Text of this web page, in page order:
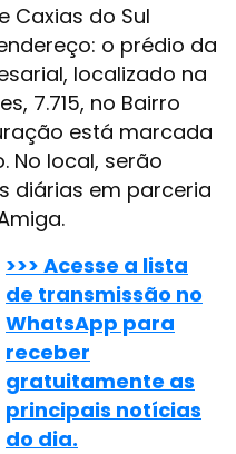
Caxias do Sul
o prédio da
localizado na
7.715, no Bairro
está marcada
No local, serão
diárias em parceria
>>> Acesse a lista
de transmissão no
WhatsApp para
receber
gratuitamente as
principais notícias
do dia.